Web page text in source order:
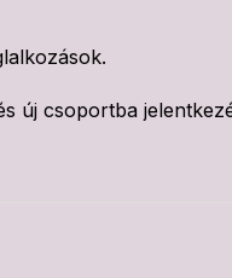
új csoportba